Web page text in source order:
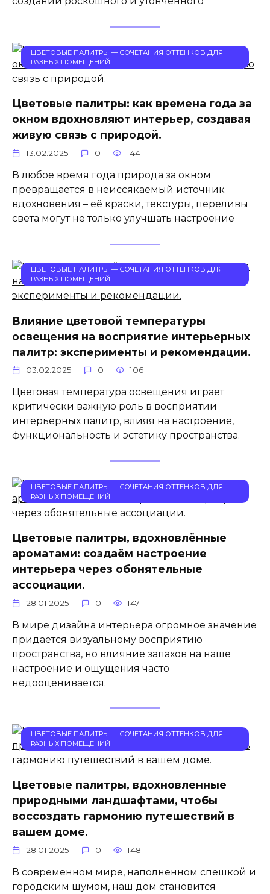
ЦВЕТОВЫЕ ПАЛИТРЫ — СОЧЕТАНИЯ ОТТЕНКОВ ДЛЯ
РАЗНЫХ ПОМЕЩЕНИЙ
Цветовые палитры: как времена года за
окном вдохновляют интерьер, создавая
живую связь с природой.
13.02.2025 0 144
В любое время года природа за окном
превращается в неиссякаемый источник
вдохновения – её краски, текстуры, переливы
света могут не только улучшать настроение
ЦВЕТОВЫЕ ПАЛИТРЫ — СОЧЕТАНИЯ ОТТЕНКОВ ДЛЯ
РАЗНЫХ ПОМЕЩЕНИЙ
Влияние цветовой температуры
освещения на восприятие интерьерных
палитр: эксперименты и рекомендации.
03.02.2025 0 106
Цветовая температура освещения играет
критически важную роль в восприятии
интерьерных палитр, влияя на настроение,
функциональность и эстетику пространства.
ЦВЕТОВЫЕ ПАЛИТРЫ — СОЧЕТАНИЯ ОТТЕНКОВ ДЛЯ
РАЗНЫХ ПОМЕЩЕНИЙ
Цветовые палитры, вдохновлённые
ароматами: создаём настроение
интерьера через обонятельные
ассоциации.
28.01.2025 0 147
В мире дизайна интерьера огромное значение
придаётся визуальному восприятию
пространства, но влияние запахов на наше
настроение и ощущения часто
недооценивается.
ЦВЕТОВЫЕ ПАЛИТРЫ — СОЧЕТАНИЯ ОТТЕНКОВ ДЛЯ
РАЗНЫХ ПОМЕЩЕНИЙ
Цветовые палитры, вдохновленные
природными ландшафтами, чтобы
воссоздать гармонию путешествий в
вашем доме.
28.01.2025 0 148
В современном мире, наполненном спешкой и
городским шумом, наш дом становится